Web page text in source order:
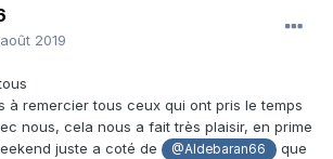
2019
à remercier tous ceux qui ont pris le temps
nous, cela nous a fait très plaisir, en prime
juste a coté de
@Aldebaran66
que